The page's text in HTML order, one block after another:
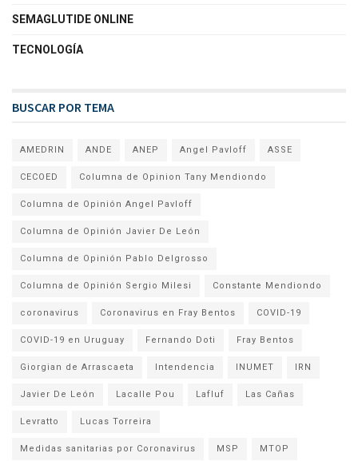
SEMAGLUTIDE ONLINE
TECNOLOGÍA
BUSCAR POR TEMA
AMEDRIN ANDE ANEP Angel Pavloff ASSE
CECOED Columna de Opinion Tany Mendiondo
Columna de Opinión Angel Pavloff
Columna de Opinión Javier De León
Columna de Opinión Pablo Delgrosso
Columna de Opinión Sergio Milesi Constante Mendiondo
coronavirus Coronavirus en Fray Bentos COVID-19
COVID-19 en Uruguay Fernando Doti Fray Bentos
Giorgian de Arrascaeta Intendencia INUMET IRN
Javier De León Lacalle Pou Lafluf Las Cañas
Levratto Lucas Torreira
Medidas sanitarias por Coronavirus MSP MTOP